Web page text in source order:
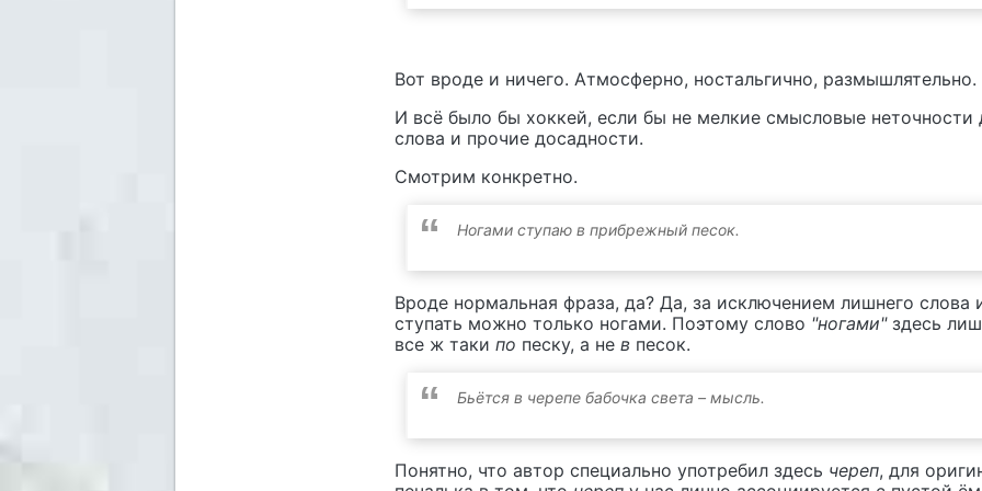
Вот вроде и ничего. Атмосферно, ностальгично, размышлятельно.
И всё было бы хоккей, если бы не мелкие смысловые неточности
слова и прочие досадности.
Смотрим конкретно.
Ногами ступаю в прибрежный песок.
Вроде нормальная фраза, да? Да, за исключением лишнего слова
ступать можно только ногами. Поэтому слово "ногами"здесь
все ж таки по песку, а не в песок.
Бьётся в черепе бабочка света – мысль.
Понятно, что автор специально употребил здесь череп, для